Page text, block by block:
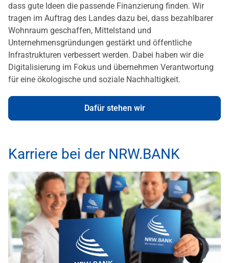
dass gute Ideen die passende Finanzierung finden. Wir
tragen im Auftrag des Landes dazu bei, dass bezahlbarer
Wohnraum geschaffen, Mittelstand und
Unternehmensgründungen gestärkt und öffentliche
Infrastrukturen verbessert werden. Dabei haben wir die
Digitalisierung im Fokus und übernehmen Verantwortung
für eine ökologische und soziale Nachhaltigkeit.
Dafür stehen wir
Karriere bei der NRW.BANK